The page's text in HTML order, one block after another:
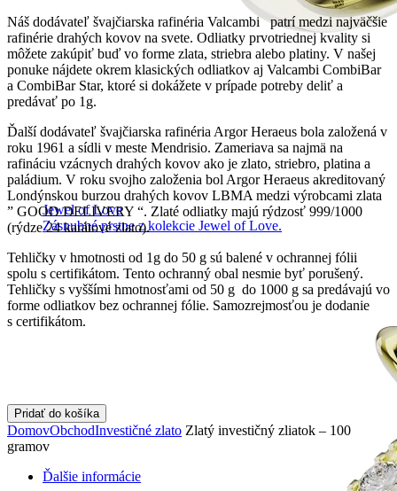
Jewel of Love
Zásnubné prstne z kolekcie Jewel of Love.
Náš dodávateľ švajčiarska rafinéria Valcambi patrí medzi najväčšie
rafinérie drahých kovov na svete. Odliatky prvotriednej kvality si
môžete zakúpiť buď vo forme zlata, striebra alebo platiny. V našej
ponuke nájdete okrem klasických odliatkov aj Valcambi CombiBar
a CombiBar Star, ktoré si dokážete v prípade potreby deliť a
predávať po 1g.
Ďalší dodávateľ švajčiarska rafinéria Argor Heraeus bola založená v
roku 1961 a sídli v meste Mendrisio. Zameriava sa najmä na
rafináciu vzácnych drahých kovov ako je zlato, striebro, platina a
paládium. V roku svojho založenia bol Argor Heraeus akreditovaný
Londýnskou burzou drahých kovov LBMA medzi výrobcami zlata
” GOOD DELIVERY “. Zlaté odliatky majú rýdzosť 999/1000
(rýdze 24 karátové zlato).
Tehličky v hmotnosti od 1g do 50 g sú balené v ochrannej fólii
spolu s certifikátom. Tento ochranný obal nesmie byť porušený.
Tehličky s vyššími hmotnosťami od 50 g do 1000 g sa predávajú vo
forme odliatkov bez ochrannej fólie. Samozrejmosťou je dodanie
s certifikátom.
Pridať do košíka
DomovObchodInvestičné zlato Zlatý investičný zliatok – 100
gramov
Ďalšie informácie